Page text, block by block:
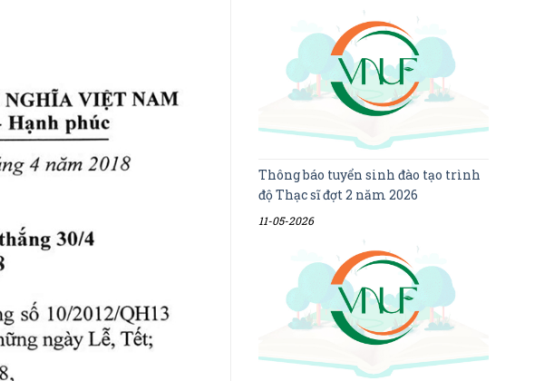
Thông báo tuyển sinh đào tạo trình
độ Thạc sĩ đợt 2 năm 2026
11-05-2026